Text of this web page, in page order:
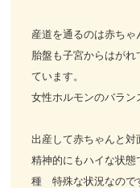
産道を通るのは赤ちゃ
胎盤も子宮からはが
ています。
女性ホルモンのバラン
出産して赤ちゃんと対
精神的にもハイな状
種 特殊な状況なので